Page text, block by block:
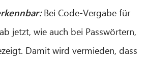
Bei Code-Vergabe für
jetzt, wie auch bei Passwörtern,
Damit wird vermieden, dass